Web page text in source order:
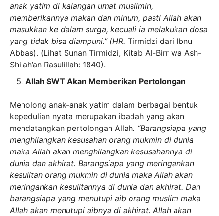
anak yatim di kalangan umat muslimin,
memberikannya makan dan minum, pasti Allah akan
masukkan ke dalam surga, kecuali ia melakukan dosa
yang tidak bisa diampuni.” (HR. Tirmidzi dari Ibnu
Abbas). (Lihat Sunan Tirmidzi, Kitab Al-Birr wa Ash-
Shilah’an Rasulillah: 1840).
Allah SWT Akan Memberikan Pertolongan
Menolong anak-anak yatim dalam berbagai bentuk
kepedulian nyata merupakan ibadah yang akan
mendatangkan pertolongan Allah. “Barangsiapa yang
menghilangkan kesusahan orang mukmin di dunia
maka Allah akan menghilangkan kesusahannya di
dunia dan akhirat. Barangsiapa yang meringankan
kesulitan orang mukmin di dunia maka Allah akan
meringankan kesulitannya di dunia dan akhirat. Dan
barangsiapa yang menutupi aib orang muslim maka
Allah akan menutupi aibnya di akhirat. Allah akan